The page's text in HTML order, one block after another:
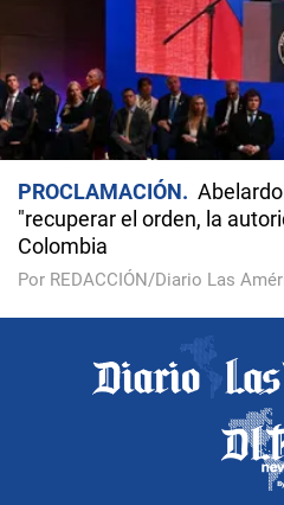
PROCLAMACIÓN
"recuperar el orden, la
Colombia
Por REDACCIÓN/Diario Las